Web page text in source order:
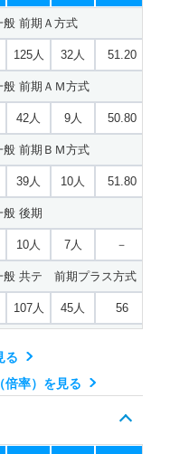
7人 4人
4人 5人
期プラス方式
14人 9人
期２教科型
14人
期３教科型
14人 12人 49.80
期５教科型
科型
27人 6人 －
科型
27人 6人 －
科型
27人 6人 －
願
16人 14人 －
－ － －
願
47人
式
47.10
前期Ａ方式
125人 32人 51.20
前期ＡＭ方式
42人 9人 50.80
前期ＢＭ方式
39人 10人 51.80
後期
10人 7人 －
共テ 前期プラス方式
107人 45人 56
る
倍率）を見る